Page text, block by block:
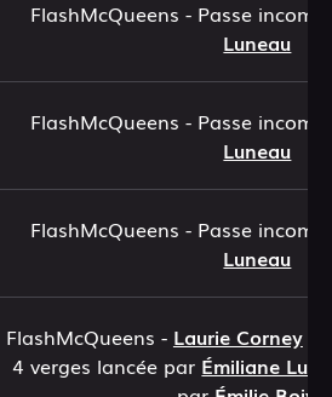
FlashMcQueens - Passe
Luneau
FlashMcQueens - Passe
Luneau
FlashMcQueens - Passe
Luneau
FlashMcQueens - Laurie Corney
4 verges lancée par Émiliane